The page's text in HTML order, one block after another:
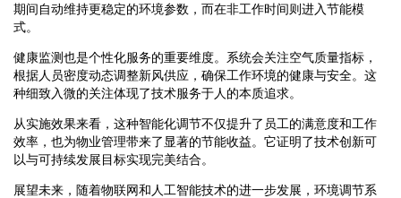
期间自动维持更稳定的环境参数，而在非工作时间则进入节能模
式。
健康监测也是个性化服务的重要维度。系统会关注空气质量指标，
根据人员密度动态调整新风供应，确保工作环境的健康与安全。这
种细致入微的关注体现了技术服务于人的本质追求。
从实施效果来看，这种智能化调节不仅提升了员工的满意度和工作
效率，也为物业管理带来了显著的节能收益。它证明了技术创新可
以与可持续发展目标实现完美结合。
展望未来，随着物联网和人工智能技术的进一步发展，环境调节系